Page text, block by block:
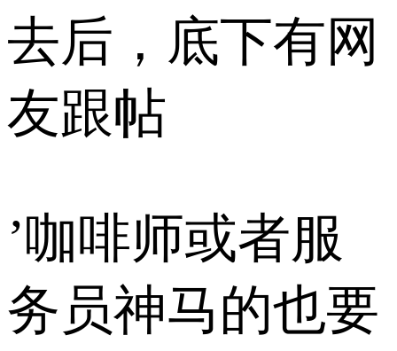
去后，底下有网
友跟帖
’咖啡师或者服
务员神马的也要